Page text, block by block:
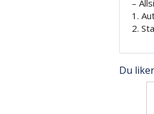
–
1.
2.
Du